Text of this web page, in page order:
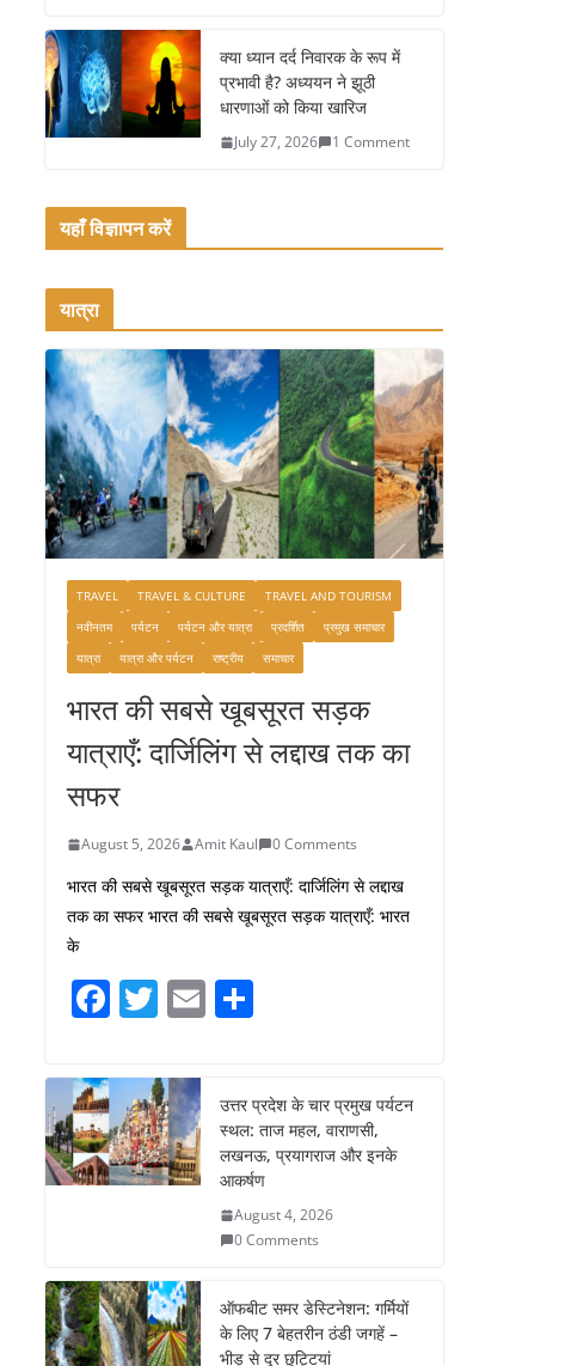
क्या ध्यान दर्द निवारक के रूप में
प्रभावी है? अध्ययन ने झूठी
धारणाओं को किया खारिज
July 27, 2026 1 Comment
यहाँ विज्ञापन करें
यात्रा
TRAVEL TRAVEL & CULTURE
TRAVEL AND TOURISM
नवीनतम
पर्यटन पर्यटन और यात्रा प्रदर्शित
प्रमुख समाचार
यात्रा
यात्रा और पर्यटन राष्ट्रीय समाचार
भारत की सबसे खूबसूरत सड़क
यात्राएँ: दार्जिलिंग से लद्दाख तक का
सफर
August 5, 2026 Amit Kaul 0 Comments
भारत की सबसे खूबसूरत सड़क यात्राएँ: दार्जिलिंग से लद्दाख
तक का सफर भारत की सबसे खूबसूरत सड़क यात्राएँ: भारत
के
F
c
e
b
o
T
itt
er
E
e
उत्तर प्रदेश के चार प्रमुख पर्यटन
स्थल: ताज महल, वाराणसी,
लखनऊ, प्रयागराज और इनके
आकर्षण
August 4, 2026
0 Comments
ऑफबीट समर डेस्टिनेशन: गर्मियों
के लिए 7 बेहतरीन ठंडी जगहें –
भीड़ से दूर छुट्टियां